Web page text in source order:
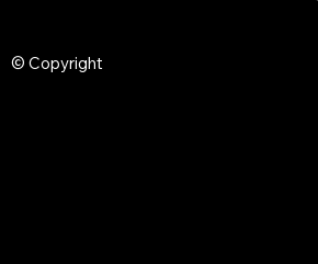
© Copyright